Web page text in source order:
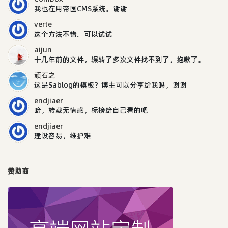
我也在用帝国CMS系统。谢谢
verte
这个方法不错。可以试试
aijun
十几年前的文件，辗转了多次文件找不到了，抱歉了。
顽石之
这是Sablog的模板？博主可以分享给我吗，谢谢
endjiaer
哈，转载无情感，标榜给自己看的吧
endjiaer
建设容易，维护难
赞助商